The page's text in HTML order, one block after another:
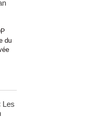
du
Les